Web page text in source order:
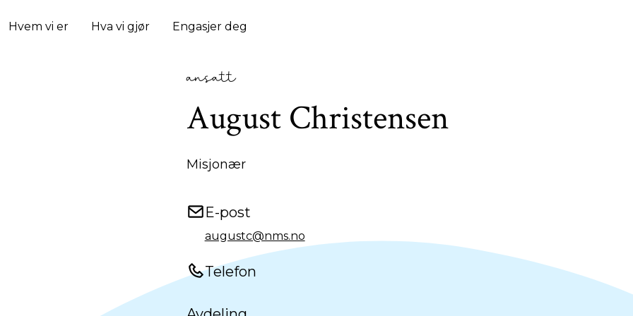
Hvem vi er Hva vi gjør Engasjer deg
ansatt
August Christensen
Misjonær
E-post
augustc@nms.no
Telefon